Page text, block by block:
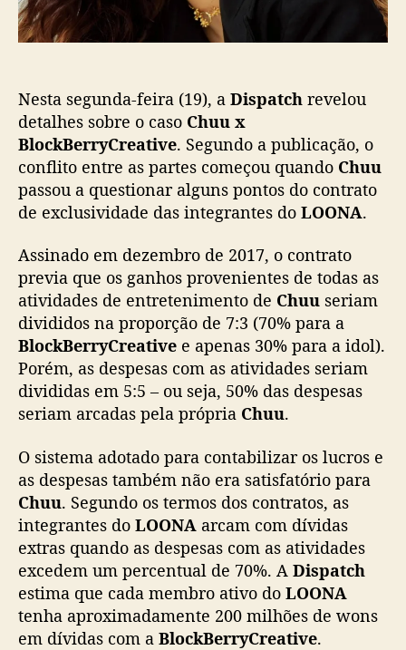
ç
ã
r
l
a
d
t
a
l
h
e
s
s
o
b
e
c
o
f
l
i
t
o
e
Nesta segunda-feira (19), a Dispatch revelou
detalhes sobre o caso Chuu x
BlockBerryCreative. Segundo a publicação, o
conflito entre as partes começou quando Chuu
passou a questionar alguns pontos do contrato
de exclusividade das integrantes do LOONA.
Assinado em dezembro de 2017, o contrato
previa que os ganhos provenientes de todas as
atividades de entretenimento de Chuu seriam
divididos na proporção de 7:3 (70% para a
BlockBerryCreative e apenas 30% para a idol).
Porém, as despesas com as atividades seriam
divididas em 5:5 – ou seja, 50% das despesas
seriam arcadas pela própria Chuu.
O sistema adotado para contabilizar os lucros e
as despesas também não era satisfatório para
Chuu. Segundo os termos dos contratos, as
integrantes do LOONA arcam com dívidas
extras quando as despesas com as atividades
excedem um percentual de 70%. A Dispatch
estima que cada membro ativo do LOONA
tenha aproximadamente 200 milhões de wons
em dívidas com a BlockBerryCreative.